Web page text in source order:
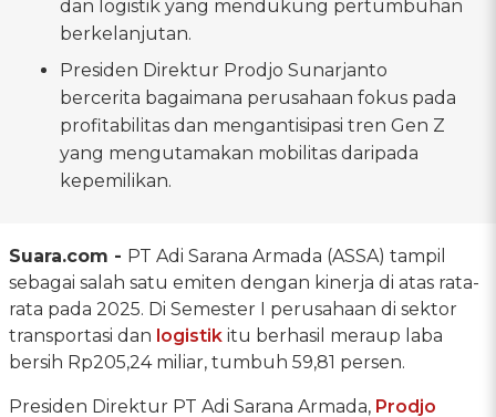
dan logistik yang mendukung pertumbuhan
berkelanjutan.
Presiden Direktur Prodjo Sunarjanto
bercerita bagaimana perusahaan fokus pada
profitabilitas dan mengantisipasi tren Gen Z
yang mengutamakan mobilitas daripada
kepemilikan.
Suara.com - PT Adi Sarana Armada (ASSA) tampil
sebagai salah satu emiten dengan kinerja di atas rata-
rata pada 2025. Di Semester I perusahaan di sektor
transportasi dan logistik itu berhasil meraup laba
bersih Rp205,24 miliar, tumbuh 59,81 persen.
Presiden Direktur PT Adi Sarana Armada, Prodjo